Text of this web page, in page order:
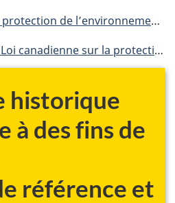
de l’environnement : historique
de l'environnement (1999) pour la période d'avril 2009 à mars 2010
historique
à des fins de
référence et